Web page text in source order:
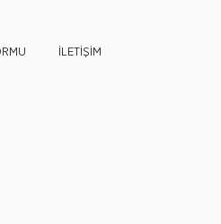
İLETİŞİM